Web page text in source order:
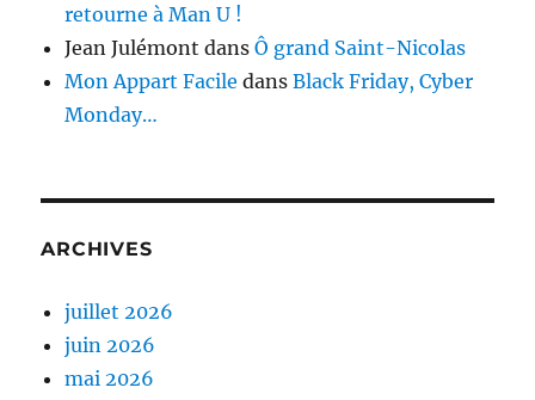
retourne à Man U !
Jean Julémont dansÔ grand Saint-Nicolas
Mon Appart Facile dansBlack Friday, Cyber
Monday…
ARCHIVES
juillet 2026
juin 2026
mai 2026